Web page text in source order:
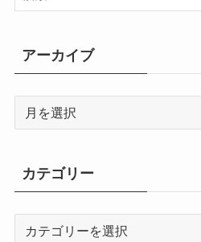
アーカイブ
ブ
カテゴリー